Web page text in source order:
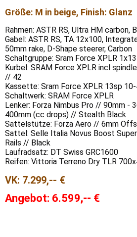
Größe: M in beige, Finish: Glanz
Rahmen: ASTR RS, Ultra HM carbon,
Gabel: ASTR RS, TA 12x100,
50mm rake, D-Shape steerer, Carbon
Schaltgruppe: Sram Force XPLR 1x13
Kurbel: SRAM Force XPLR incl
// 42
Kassette: Sram Force XPLR 13sp
Schaltwerk: SRAM Force XPLR
Lenker: Forza Nimbus Pro // 90mm -
400mm (cc drops) // Stealth Black
Sattelstütze: Forza Aero // 6mm
Sattel: Selle Italia Novus Boost
Rails // Black
Laufradsatz: DT Swiss GRC1600
Reifen: Vittoria Terreno Dry TLR
VK: 7.299,-- €
Angebot: 6.599,-- €